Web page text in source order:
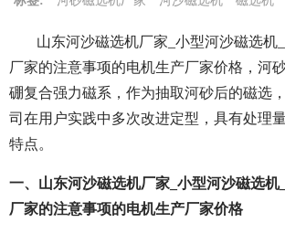
山东河沙磁选机厂家_小型河沙磁选机
厂家的注意事项的电机生产厂家价格，河
硼复合强力磁系，作为抽取河砂后的磁选
司在用户实践中多次改进定型，具有处理
特点。
一、山东河沙磁选机厂家_小型河沙磁选机
厂家的注意事项的电机生产厂家价格